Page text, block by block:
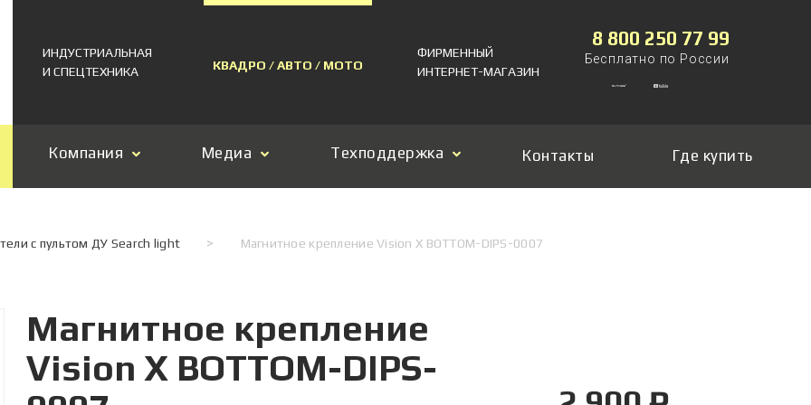
ИНДУСТРИАЛЬНАЯ
И СПЕЦТЕХНИКА
КВАДРО / АВТО / МОТО
ФИРМЕННЫЙ
ИНТЕРНЕТ-МАГАЗИН
8 800 250 77 99
Бесплатно по России
Компания Медиа Техподдержка Контакты Где купить
с пультом ДУ Search light > Магнитное крепление Vision X BOTTOM-DIPS-0007
Магнитное крепление
Vision X BOTTOM-DIPS-